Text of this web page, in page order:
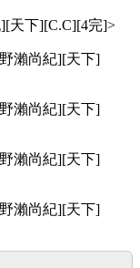
天下][C.C][4完]>
瀨尚紀][天下]
瀨尚紀][天下]
瀨尚紀][天下]
瀨尚紀][天下]